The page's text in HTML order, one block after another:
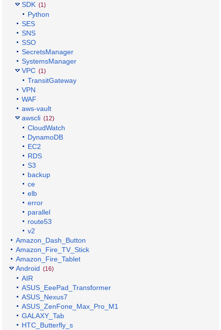
SDK (1)
Python
SES
SNS
SSO
SecretsManager
SystemsManager
VPC (1)
TransitGateway
VPN
WAF
aws-vault
awscli (12)
CloudWatch
DynamoDB
EC2
RDS
S3
backup
ce
elb
error
parallel
route53
v2
Amazon_Dash_Button
Amazon_Fire_TV_Stick
Amazon_Fire_Tablet
Android (16)
AIR
ASUS_EeePad_Transformer
ASUS_Nexus7
ASUS_ZenFone_Max_Pro_M1
GALAXY_Tab
HTC_Butterfly_s